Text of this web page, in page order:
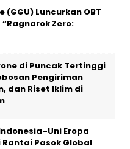
(GGU) Luncurkan OBT
“Ragnarok Zero:
di Puncak Tertinggi
Pengiriman
dan Riset Iklim di
Eropa
Rantai Pasok Global